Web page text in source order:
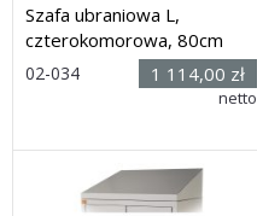
Szafa ubraniowa L,
czterokomorowa, 80cm
02-034 1 114,00 zł
netto